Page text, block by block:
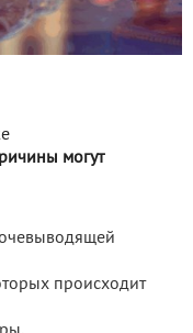
могут
происходит